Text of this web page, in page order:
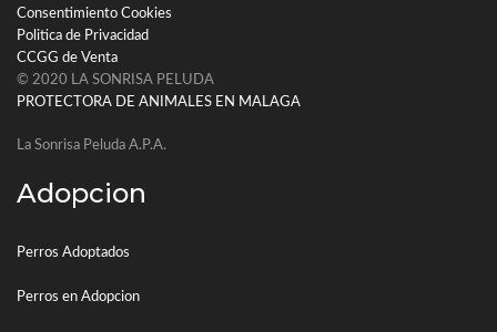
Consentimiento Cookies
Politica de Privacidad
CCGG de Venta
© 2020 LA SONRISA PELUDA
PROTECTORA DE ANIMALES EN MALAGA
La Sonrisa Peluda A.P.A.
Adopcion
Perros Adoptados
Perros en Adopcion